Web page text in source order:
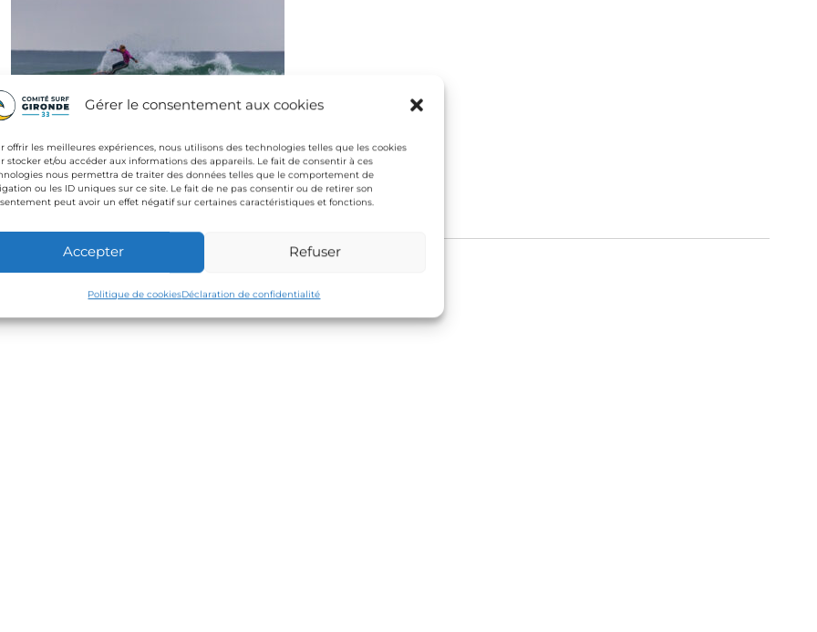
Gérer le consentement aux cookies
offrir les meilleures expériences, nous utilisons des technologies telles que les cookies
stocker et/ou accéder aux informations des appareils. Le fait de consentir à ces
nous permettra de traiter des données telles que le comportement de
ou les ID uniques sur ce site. Le fait de ne pas consentir ou de retirer son
peut avoir un effet négatif sur certaines caractéristiques et fonctions.
Accepter Refuser
Politique de cookiesDéclaration de confidentialité
CPhilippon